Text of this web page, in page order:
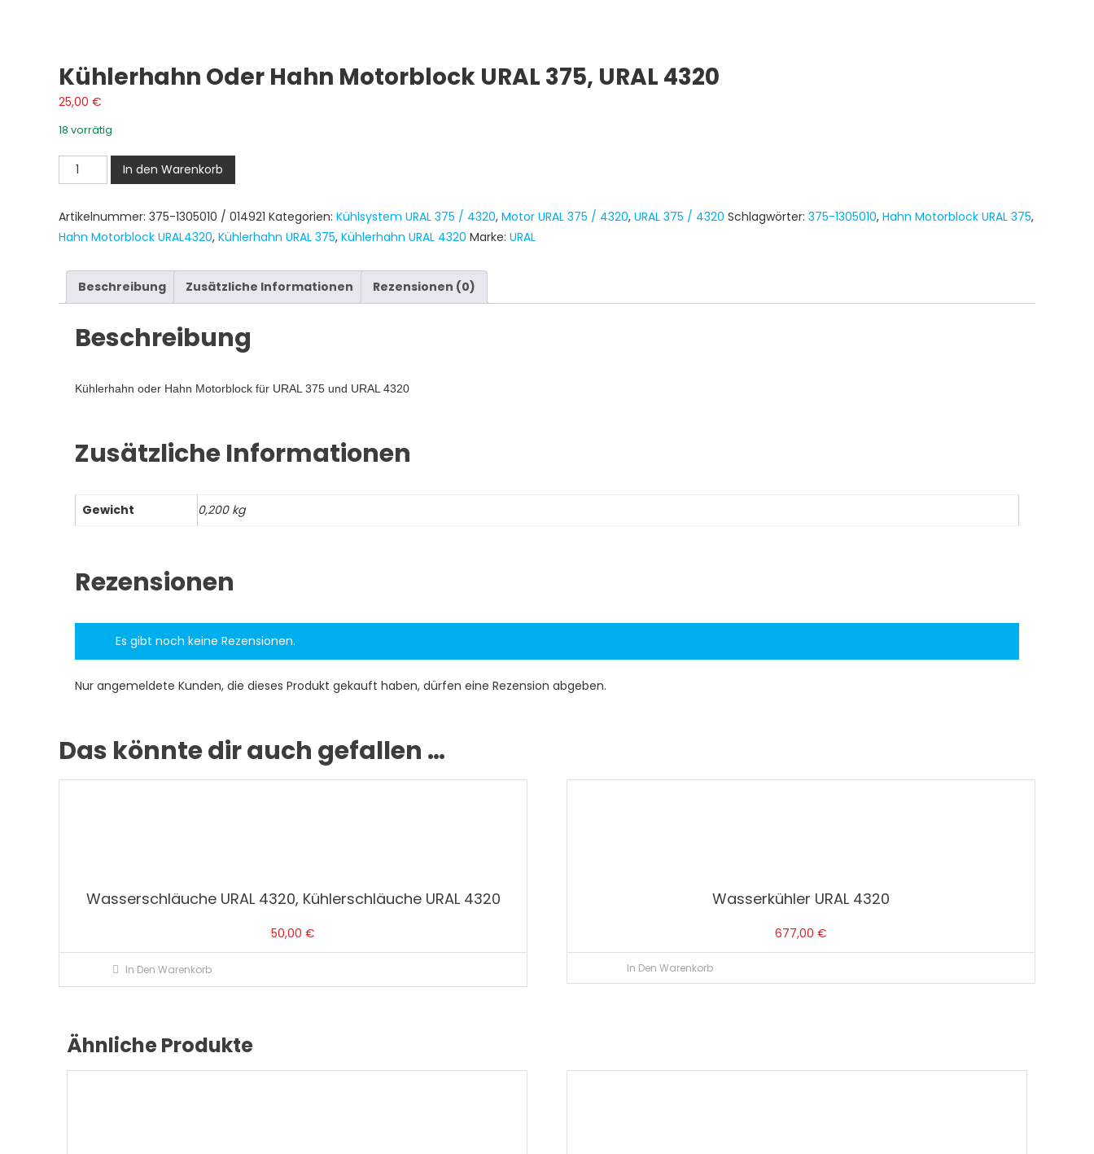
Kühlerhahn Oder Hahn Motorblock URAL 375, URAL 4320
25,00 €
18 vorrätig
Kühlerhahn
oder
Motorblock
URAL
URAL
4320
Menge
In den Warenkorb
Artikelnummer: 375-1305010 / 014921 Kategorien: Kühlsystem URAL 375 / 4320, Motor URAL 375 / 4320, URAL 375 / 4320 Schlagwörter: 375-1305010, Hahn Motorblock URAL 375,
Hahn Motorblock URAL4320, Kühlerhahn URAL 375, Kühlerhahn URAL 4320 Marke: URAL
Beschreibung Zusätzliche Informationen Rezensionen (0)
Beschreibung
Kühlerhahn oder Hahn Motorblock für URAL 375 und URAL 4320
Zusätzliche Informationen
Gewicht 0,200 kg
Rezensionen
Es gibt noch keine Rezensionen.
Nur angemeldete Kunden, die dieses Produkt gekauft haben, dürfen eine Rezension abgeben.
Das könnte dir auch gefallen …
Wasserschläuche URAL 4320, Kühlerschläuche URAL 4320
50,00 €
In Den Warenkorb
Wasserkühler URAL 4320
677,00 €
In Den Warenkorb
Ähnliche Produkte